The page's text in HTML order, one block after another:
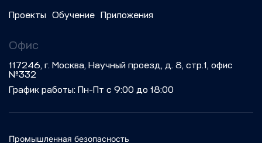
Проекты Обучение Приложения
Офис
117246, г. Москва, Научный проезд, д. 8, стр.1, офис
№332
График работы: Пн-Пт с 9:00 до 18:00
Промышленная безопасность